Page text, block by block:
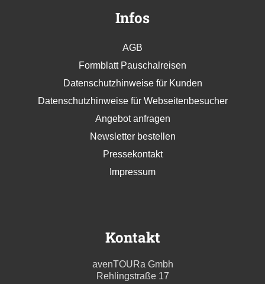
Infos
AGB
Formblatt Pauschalreisen
Datenschutzhinweise für Kunden
Datenschutzhinweise für Webseitenbesucher
Angebot anfragen
Newsletter bestellen
Pressekontakt
Impressum
Kontakt
avenTOURa Gmbh
Rehlingstraße 17